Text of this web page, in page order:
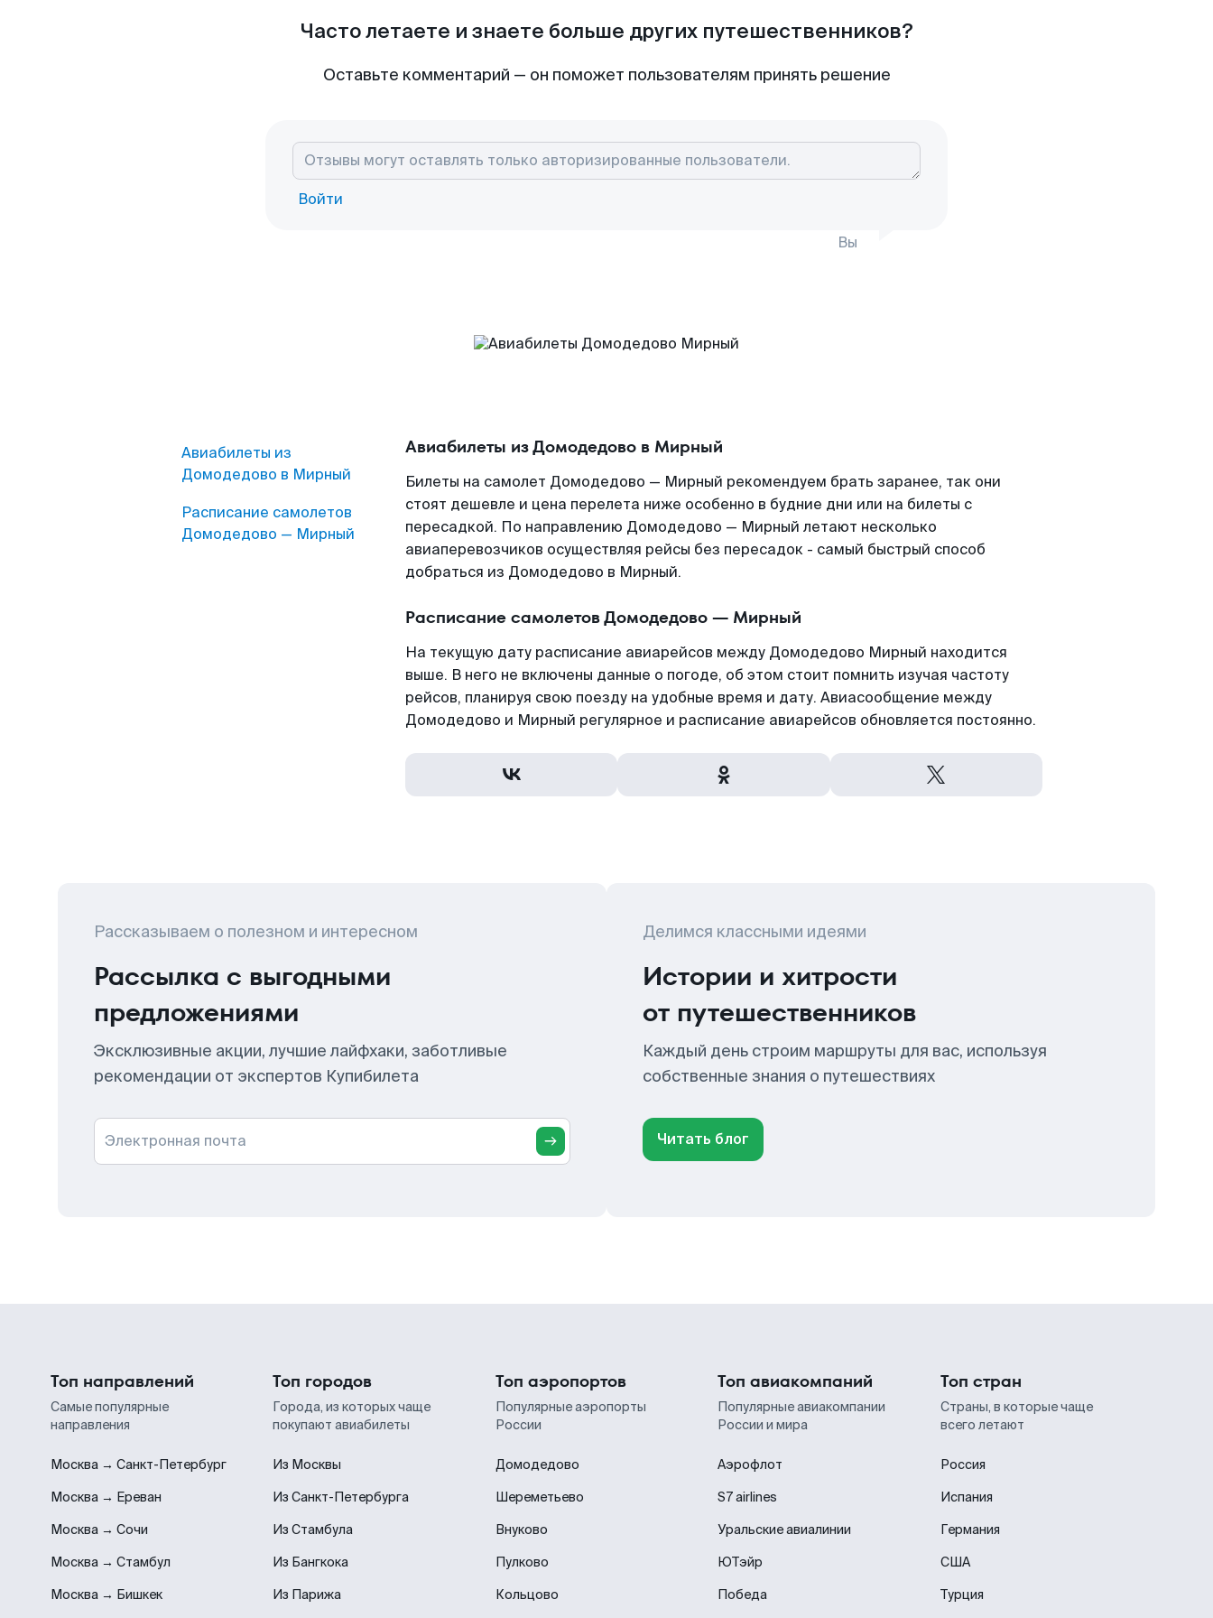
Часто летаете и знаете больше других путешественников?
Оставьте комментарий — он поможет пользователям принять решение
Войти
Вы
Авиабилеты из
Домодедово в Мирный
Расписание самолетов
Домодедово — Мирный
Авиабилеты из Домодедово в Мирный
Билеты на самолет Домодедово — Мирный рекомендуем брать заранее, так они
стоят дешевле и цена перелета ниже особенно в будние дни или на билеты с
пересадкой. По направлению Домодедово — Мирный летают несколько
авиаперевозчиков осуществляя рейсы без пересадок - самый быстрый способ
добраться из Домодедово в Мирный.
Расписание самолетов Домодедово — Мирный
На текущую дату расписание авиарейсов между Домодедово Мирный находится
выше. В него не включены данные о погоде, об этом стоит помнить изучая частоту
рейсов, планируя свою поезду на удобные время и дату. Авиасообщение между
Домодедово и Мирный регулярное и расписание авиарейсов обновляется постоянно.
Рассказываем о полезном и интересном
Рассылка с выгодными
предложениями
Эксклюзивные акции, лучшие лайфхаки, заботливые
рекомендации от экспертов Купибилета
Электронная почта
Делимся классными идеями
Истории и хитрости
от путешественников
Каждый день строим маршруты для вас, используя
собственные знания о путешествиях
Читать блог
Топ направлений
Самые популярные
направления
Москва → Санкт-Петербург
Москва → Ереван
Москва → Сочи
Москва → Стамбул
Москва → Бишкек
Топ городов
Города, из которых чаще
покупают авиабилеты
Из Москвы
Из Санкт-Петербурга
Из Стамбула
Из Бангкока
Из Парижа
Топ аэропортов
Популярные аэропорты
России
Домодедово
Шереметьево
Внуково
Пулково
Кольцово
Топ авиакомпаний
Популярные авиакомпании
России и мира
Аэрофлот
S7 airlines
Уральские авиалинии
ЮТэйр
Победа
Топ стран
Страны, в которые чаще
всего летают
Россия
Испания
Германия
США
Турция